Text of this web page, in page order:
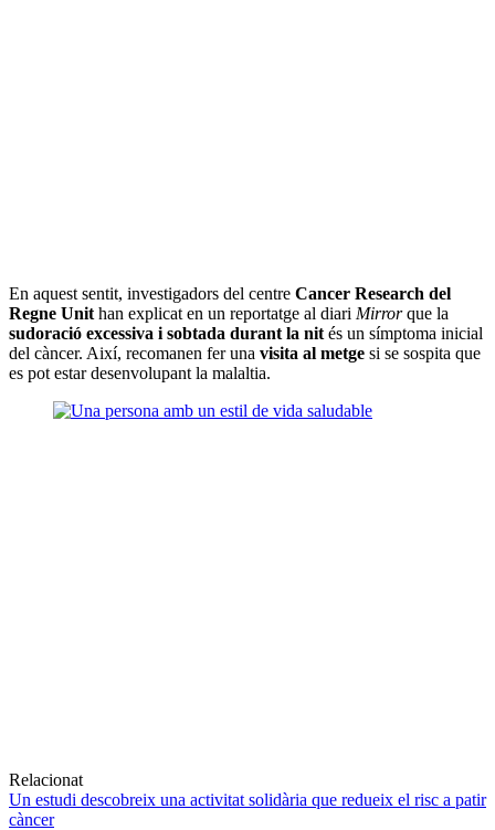
En aquest sentit, investigadors del centre Cancer Research del
Regne Unit han explicat en un reportatge al diari Mirrorque la
sudoració excessiva i sobtada durant la nit és un símptoma inicial
del càncer. Així, recomanen fer una visita al metge si se sospita que
es pot estar desenvolupant la malaltia.
Relacionat
Un estudi descobreix una activitat solidària que redueix el risc a patir
càncer